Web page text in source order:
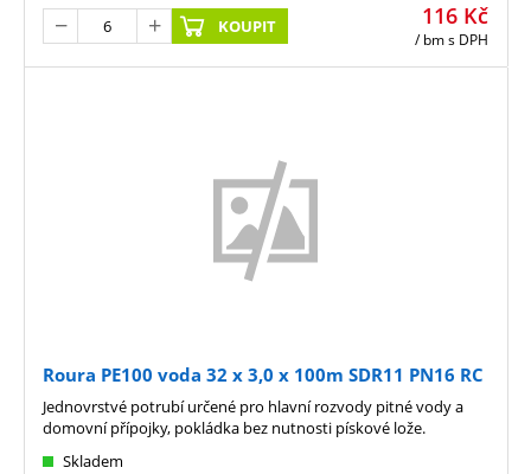
116 Kč
/ bms DPH
KOUPIT
Roura PE100 voda 32 x 3,0 x 100m SDR11 PN16 RC
Skladem
Jednovrstvé potrubí určené pro hlavní rozvody pitné vody a
domovní přípojky, pokládka bez nutnosti pískové lože.